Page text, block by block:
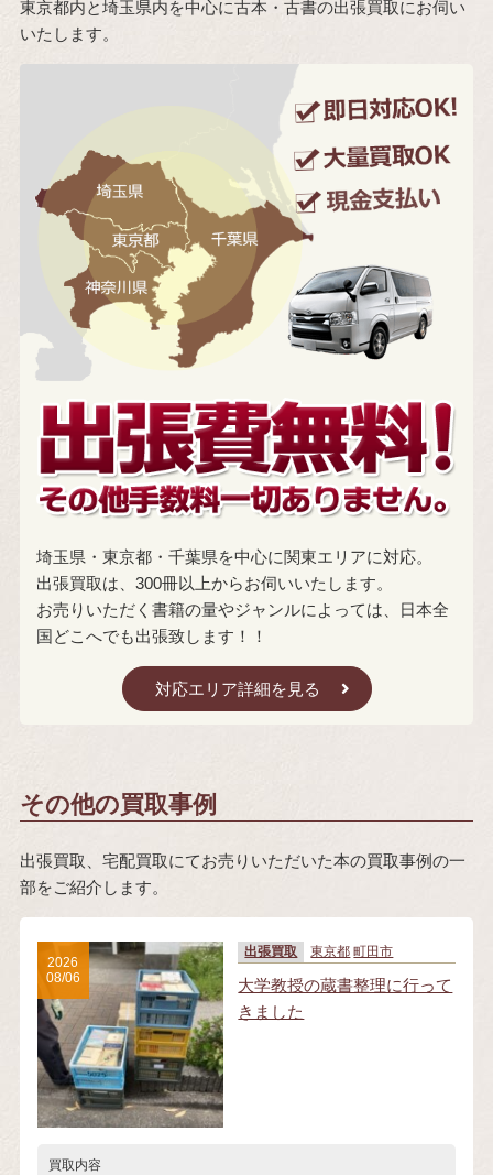
東京都内と埼玉県内を中心に古本・古書の出張買取にお伺い
いたします。
埼玉県・東京都・千葉県を中心に関東エリアに対応。
出張買取は、300冊以上からお伺いいたします。
お売りいただく書籍の量やジャンルによっては、日本全
国どこへでも出張致します！！
対応エリア詳細を見る
その他の買取事例
出張買取、宅配買取にてお売りいただいた本の買取事例の一
部をご紹介します。
出張買取 東京都 町田市
大学教授の蔵書整理に行って
きました
買取内容
2026
08/06